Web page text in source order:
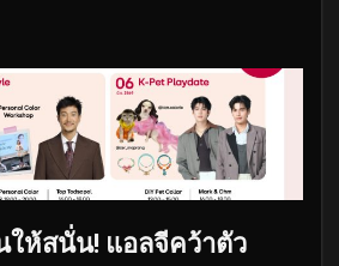
ให้สนั่น! แอลจีคว้าตัว